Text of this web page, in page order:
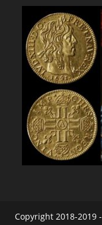
Copyright 2018-2019